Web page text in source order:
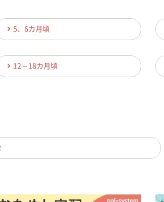
5、6カ月頃
12～18カ月頃
力